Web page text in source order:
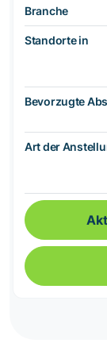
Branche
Standorte in
Bevorzugte
Art der